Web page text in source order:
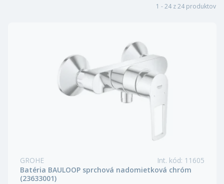
1 - 24 z 24 produktov
GROHE Int. kód: 11605
Batéria BAULOOP sprchová nadomietková chróm
(23633001)